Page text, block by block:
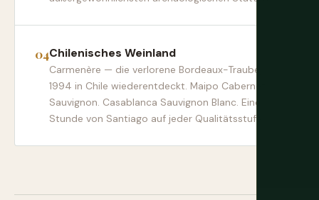
Chilenisches Weinland
Carmenère — die verlorene Bordeaux-Traube,
1994 in Chile wiederentdeckt. Maipo Cabernet
Sauvignon. Casablanca Sauvignon Blanc. Eine
Stunde von Santiago auf jeder Qualitätsstufe.